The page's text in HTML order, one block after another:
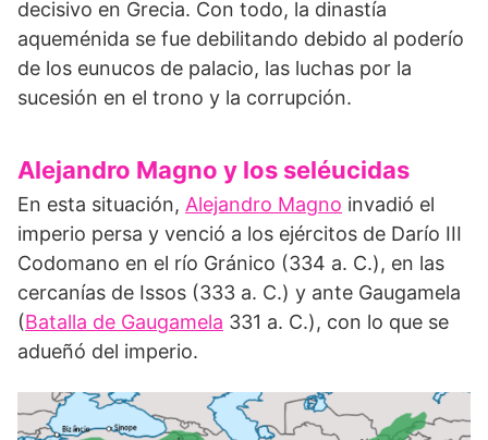
decisivo en Grecia. Con todo, la dinastía
aqueménida se fue debilitando debido al poderío
de los eunucos de palacio, las luchas por la
sucesión en el trono y la corrupción.
Alejandro Magno y los seléucidas
En esta situación, Alejandro Magno invadió el
imperio persa y venció a los ejércitos de Darío III
Codomano en el río Gránico (334 a. C.), en las
cercanías de Issos (333 a. C.) y ante Gaugamela
(Batalla de Gaugamela 331 a. C.), con lo que se
adueñó del imperio.